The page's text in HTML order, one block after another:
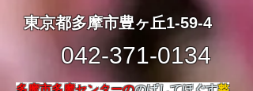
東京都多摩市豊ヶ丘1-59-4
042-371-0134